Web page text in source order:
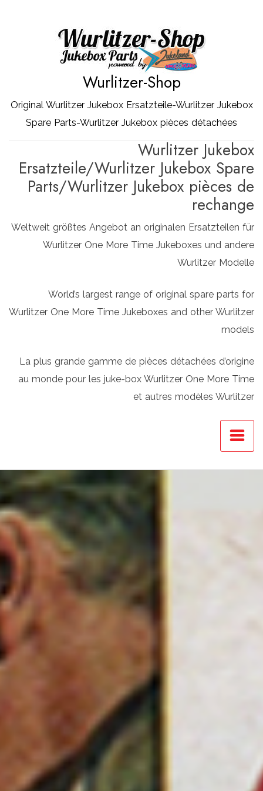
Wurlitzer-Shop
Original Wurlitzer Jukebox Ersatzteile-Wurlitzer Jukebox
Spare Parts-Wurlitzer Jukebox pièces détachées
Wurlitzer Jukebox
Ersatzteile/Wurlitzer Jukebox Spare
Parts/Wurlitzer Jukebox pièces de
rechange
Weltweit größtes Angebot an originalen Ersatzteilen für
Wurlitzer One More Time Jukeboxes und andere
Wurlitzer Modelle
World’s largest range of original spare parts for
Wurlitzer One More Time Jukeboxes and other Wurlitzer
models
La plus grande gamme de pièces détachées d’origine
au monde pour les juke-box Wurlitzer One More Time
et autres modèles Wurlitzer